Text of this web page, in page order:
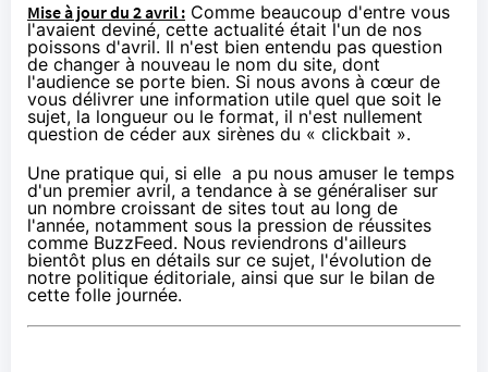
Mise à jour du 2 avril : Comme beaucoup d'entre vous
l'avaient deviné, cette actualité était l'un de nos
poissons d'avril. Il n'est bien entendu pas question
de changer à nouveau le nom du site, dont
l'audience se porte bien. Si nous avons à cœur de
vous délivrer une information utile quel que soit le
sujet, la longueur ou le format, il n'est nullement
question de céder aux sirènes du « clickbait ».
Une pratique qui, si elle a pu nous amuser le temps
d'un premier avril, a tendance à se généraliser sur
un nombre croissant de sites tout au long de
l'année, notamment sous la pression de réussites
comme BuzzFeed. Nous reviendrons d'ailleurs
bientôt plus en détails sur ce sujet, l'évolution de
notre politique éditoriale, ainsi que sur le bilan de
cette folle journée.